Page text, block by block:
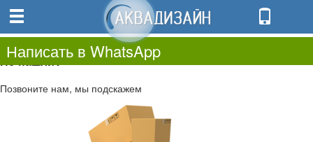
0.00
0
Не нашли?
Позвоните нам, мы подскажем
Написать в WhatsApp